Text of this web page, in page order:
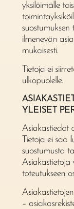
yksilöimälle
ilmenevän
mukaisesti.
Tietoja ei
ulkopuolelle.
YLEISET
Asiakastiedot
Tietoja ei saa
suostumusta
toteutukseen
–